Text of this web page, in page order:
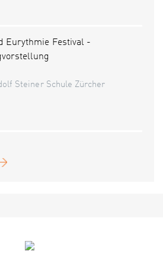
Eurythmie Festival -
Steiner Schule Zürcher